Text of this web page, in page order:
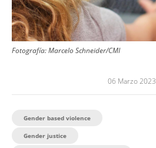
Fotografía:Marcelo Schneider/CMI
06 Marzo 2023
Gender based violence
Gender justice